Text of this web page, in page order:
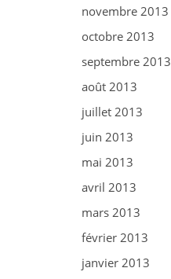
novembre 2013
octobre 2013
septembre 2013
août 2013
juillet 2013
juin 2013
mai 2013
avril 2013
mars 2013
février 2013
janvier 2013